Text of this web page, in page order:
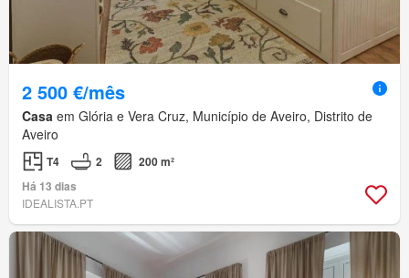
2 500 €/mês
Casa em Glória e Vera Cruz, Município de Aveiro, Distrito de
Aveiro
T4 2
200 m²
Há 13 dias
IDEALISTA.PT